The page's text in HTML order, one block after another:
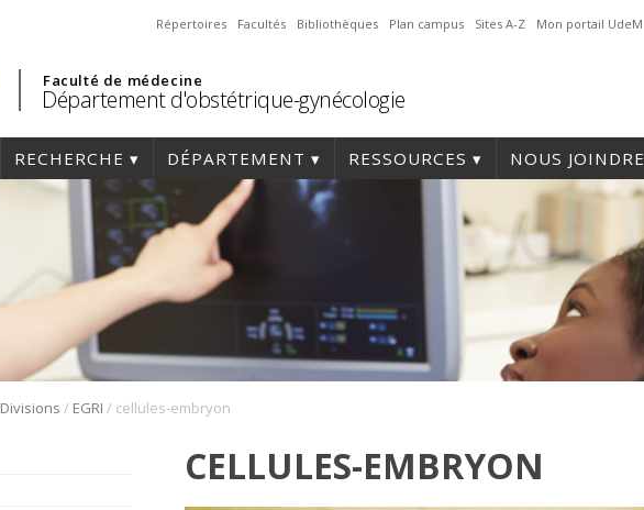
Répertoires Facultés Bibliothèques Plan campus Sites A-Z Mon portail UdeM
Faculté de médecine
Département d'obstétrique-gynécologie
RECHERCHE DÉPARTEMENT RESSOURCES NOUS JOINDRE
Divisions / EGRI / cellules-embryon
CELLULES-EMBRYON